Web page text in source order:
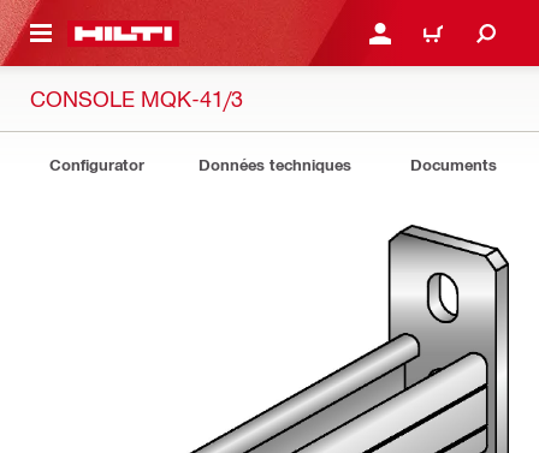
SE CONNECTER OU
PANIER
CONSOLE MQK-41/3
Configurator Données techniques Documents